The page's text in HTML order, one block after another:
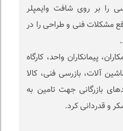
را بر روی شافت وایمپلر
مشکلات فنی و طراحی را در
پیمانکاران واحد، کارگاه
آلات، بازرسی فنی، کالا
بازرگانی جهت تامین به
و قدردانی کرد.